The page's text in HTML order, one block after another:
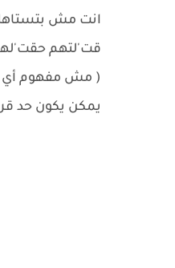
انت مش
قت'لتهم
( مش مفهوم أي
يمكن يكون حد